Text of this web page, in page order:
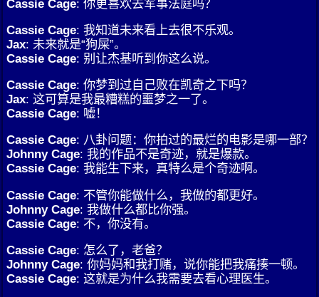
Cassie Cage: 你更喜欢去军事法庭吗？
Cassie Cage: 我知道未来看上去很不乐观。
Jax: 未来就是“狗屎”。
Cassie Cage: 别让杰基听到你这么说。
Cassie Cage: 你梦到过自己败在凯奇之下吗？
Jax: 这可算是我最糟糕的噩梦之一了。
Cassie Cage: 嘘！
Cassie Cage: 八卦问题：你拍过的最烂的电影是哪一部？
Johnny Cage: 我的作品不是奇迹，就是爆款。
Cassie Cage: 我能生下来，真特么是个奇迹啊。
Cassie Cage: 不管你能做什么，我做的都更好。
Johnny Cage: 我做什么都比你强。
Cassie Cage: 不，你没有。
Cassie Cage: 怎么了，老爸？
Johnny Cage: 你妈妈和我打赌，说你能把我痛揍一顿。
Cassie Cage: 这就是为什么我需要去看心理医生。